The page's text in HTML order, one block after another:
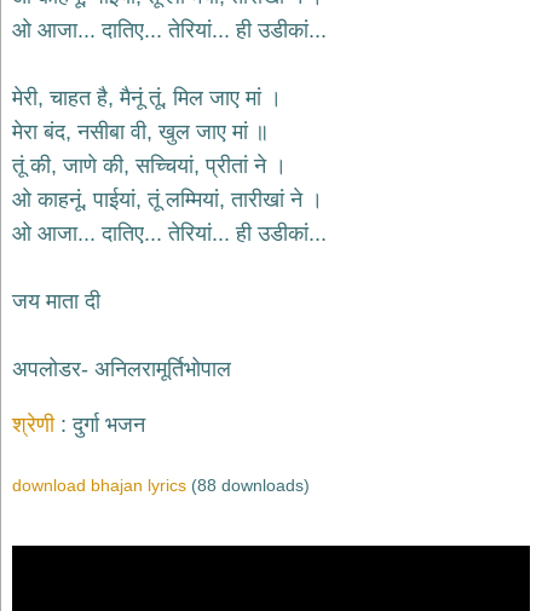
ओ आजा... दातिए... तेरियां... ही उडीकां...
मेरी, चाहत है, मैनूं तूं, मिल जाए मां ।
मेरा बंद, नसीबा वी, खुल जाए मां ॥
तूं की, जाणे की, सच्चियां, प्रीतां ने ।
ओ काहनूं, पाईयां, तूं लम्मियां, तारीखां ने ।
ओ आजा... दातिए... तेरियां... ही उडीकां...
जय माता दी
अपलोडर- अनिलरामूर्तिभोपाल
श्रेणी दुर्गा भजन
download bhajan lyrics (88 downloads)